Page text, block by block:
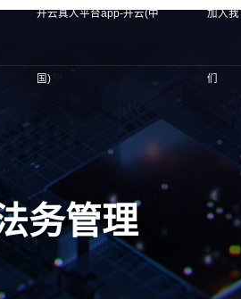
开云真人平台app-开云(中
国)
加入我
们
务管理